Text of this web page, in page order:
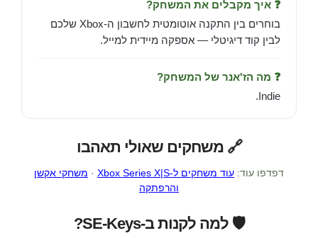
❓ איך מקבלים את המשחק?
בוחרים בין התקנה אוטומטית לחשבון ה-Xbox שלכם
לבין קוד דיגיטלי — אספקה מיידית למייל.
❓ מה הז'אנר של המשחק?
Indie.
🔗 משחקים שאולי תאהבו
דפדפו עוד: עוד משחקים ל-Xbox Series X|S · משחקי אקשן
והרפתקה
🛡️ למה לקנות ב-SE-Keys?